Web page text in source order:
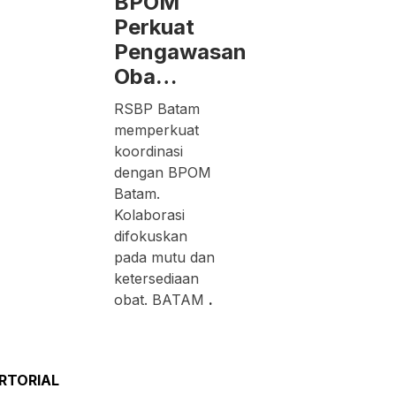
Perkuat
Pengawasan
Oba…
RSBP Batam
memperkuat
koordinasi
dengan BPOM
Batam.
Kolaborasi
difokuskan
pada mutu dan
ketersediaan
obat. BATAM .